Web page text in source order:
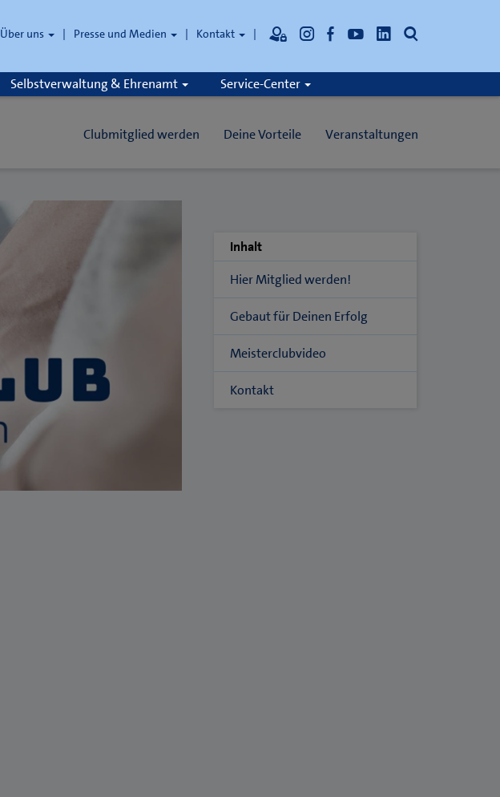
Über uns Presse und Medien Kontakt
Selbstverwaltung & Ehrenamt Service-Center
Clubmitglied werden Deine Vorteile Veranstaltungen
Inhalt
Hier Mitglied werden!
Gebaut für Deinen Erfolg
Meisterclubvideo
Kontakt